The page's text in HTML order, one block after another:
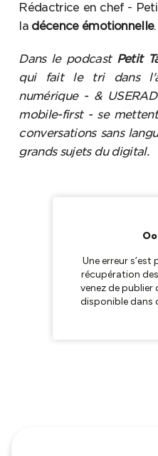
Rédactrice en chef -
la décence émotionnelle.
Dans le podcast Petit
qui fait le tri dans
numérique - &
mobile-first - se
conversations sans
grands sujets du digital.